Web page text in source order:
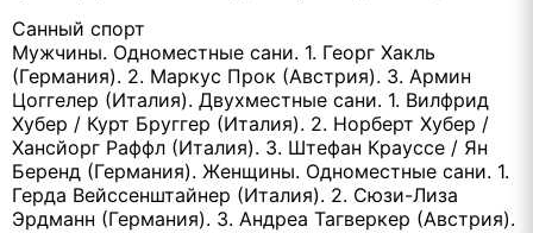
Санный спорт
Мужчины. Одноместные сани. 1. Георг Хакль
(Германия). 2. Маркус Прок (Австрия). 3. Армин
Цоггелер (Италия). Двухместные сани. 1. Вилфрид
Хубер / Курт Бруггер (Италия). 2. Норберт Хубер /
Хансйорг Раффл (Италия). 3. Штефан Крауссе / Ян
Беренд (Германия). Женщины. Одноместные сани. 1.
Герда Вейссенштайнер (Италия). 2. Сюзи-Лиза
Эрдманн (Германия). 3. Андреа Тагверкер (Австрия).